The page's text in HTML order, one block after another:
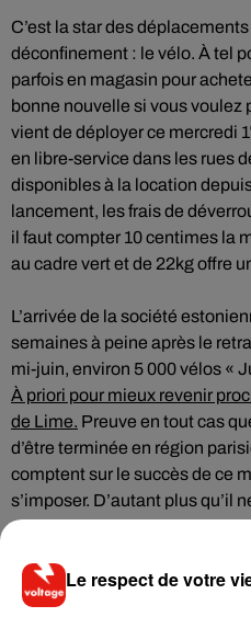
C’est la star des
déconfinement : le vélo. À tel
parfois en magasin pour
bonne nouvelle si vous voulez
vient de déployer ce mercredi 1
en libre-service dans les rues
disponibles à la location
lancement, les frais de
il faut compter 10 centimes la
au cadre vert et de 22kg offre
L’arrivée de la société
semaines à peine après le
mi-juin, environ 5 000 vélos «
À priori pour mieux revenir
de Lime. Preuve en tout cas
d’être terminée en région
comptent sur le succès de ce
s’imposer. D’autant plus qu’il
encore Véligo, le service de
Le respect de votre